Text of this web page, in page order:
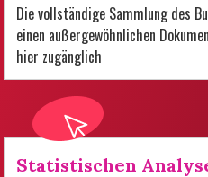
Die vollständige Sammlung des
einen außergewöhnlichen
hier zugänglich
Statistischen